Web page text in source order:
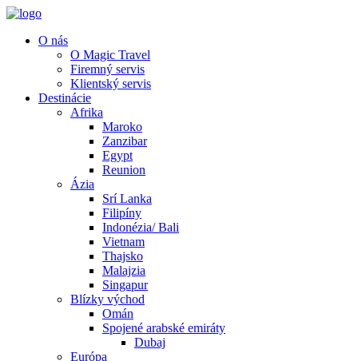
O nás
O Magic Travel
Firemný servis
Klientský servis
Destinácie
Afrika
Maroko
Zanzibar
Egypt
Reunion
Ázia
Srí Lanka
Filipíny
Indonézia/ Bali
Vietnam
Thajsko
Malajzia
Singapur
Blízky východ
Omán
Spojené arabské emiráty
Dubaj
Európa